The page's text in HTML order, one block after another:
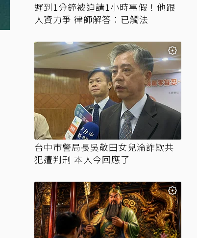
遲到1分鐘被迫請1小時事假！他跟
人資力爭 律師解答：已觸法
台中市警局長吳敬田女兒淪詐欺共
犯遭判刑 本人今回應了